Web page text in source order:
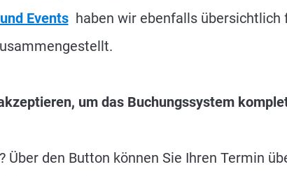
Events haben wir ebenfalls übersichtlich
um das Buchungssystem
Über den Button können Sie Ihren Termin